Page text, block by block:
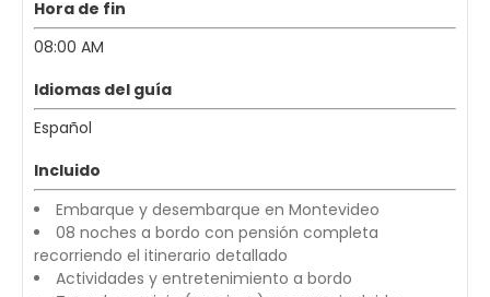
Hora de fin
08:00 AM
Idiomas del guía
Español
Incluido
Embarque y desembarque en Montevideo
08 noches a bordo con pensión completa
recorriendo el itinerario detallado
Actividades y entretenimiento a bordo